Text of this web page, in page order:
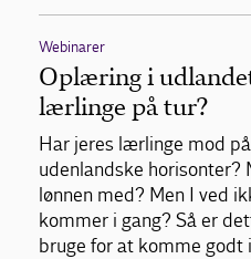
Webinarer
Oplæring i
lærlinge på tur?
Har jeres lærlinge mod
udenlandske horisonter?
lønnen med? Men I ved
kommer i gang? Så er
bruge for at komme godt